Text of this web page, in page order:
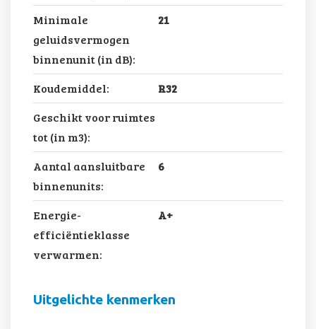
Minimale
geluidsvermogen
binnenunit (in dB):
21
Koudemiddel:
R32
Geschikt voor ruimtes
tot (in m3):
Aantal aansluitbare
binnenunits:
6
Energie-
efficiëntieklasse
verwarmen:
A+
Uitgelichte kenmerken